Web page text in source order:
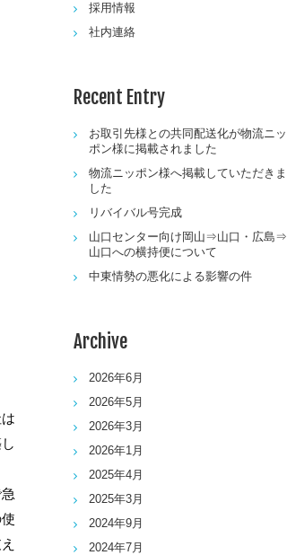
採用情報
社内連絡
Recent Entry
お取引先様との共同配送化が物流ニッ
ポン様に掲載されました
物流ニッポン様へ掲載していただきま
した
リバイバル号完成
山口センター向け岡山⇒山口・広島⇒
山口への横持便について
中東情勢の悪化による影響の件
Archive
2026年6月
2026年5月
2026年3月
2026年1月
2025年4月
2025年3月
2024年9月
2024年7月